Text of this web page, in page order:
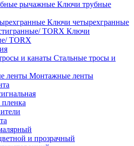
Ключи трубные
Ключи четырехгранные
Ключи
TORX
Стальные тросы и
Монтажные ленты
и прозрачный